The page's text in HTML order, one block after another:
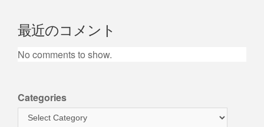
最近のコメント
No comments to show.
Categories